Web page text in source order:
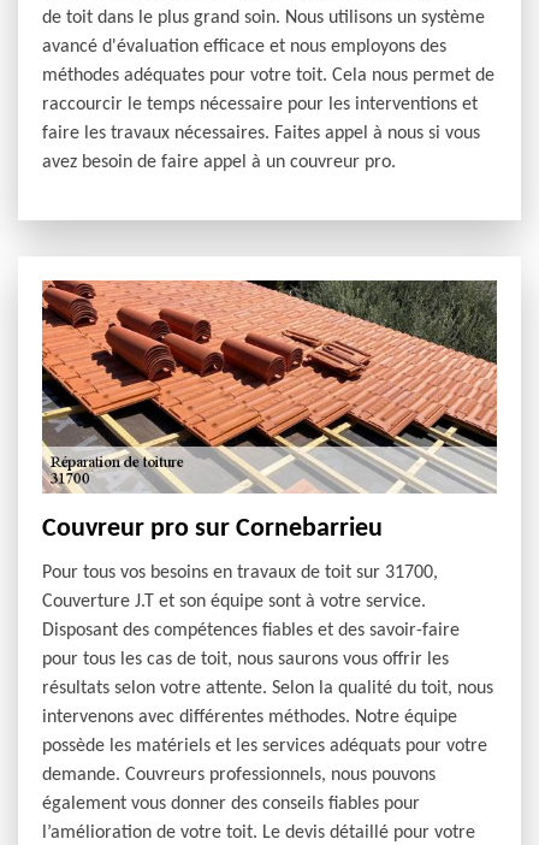
de toit dans le plus grand soin. Nous utilisons un système
avancé d'évaluation efficace et nous employons des
méthodes adéquates pour votre toit. Cela nous permet de
raccourcir le temps nécessaire pour les interventions et
faire les travaux nécessaires. Faites appel à nous si vous
avez besoin de faire appel à un couvreur pro.
Couvreur pro sur Cornebarrieu
Pour tous vos besoins en travaux de toit sur 31700,
Couverture J.T et son équipe sont à votre service.
Disposant des compétences fiables et des savoir-faire
pour tous les cas de toit, nous saurons vous offrir les
résultats selon votre attente. Selon la qualité du toit, nous
intervenons avec différentes méthodes. Notre équipe
possède les matériels et les services adéquats pour votre
demande. Couvreurs professionnels, nous pouvons
également vous donner des conseils fiables pour
l’amélioration de votre toit. Le devis détaillé pour votre